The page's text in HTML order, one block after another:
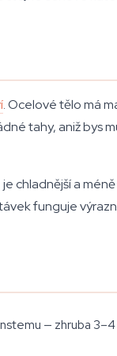
. Ocelové tělo má
tahy, aniž bys
chladnější a
funguje
— zhruba